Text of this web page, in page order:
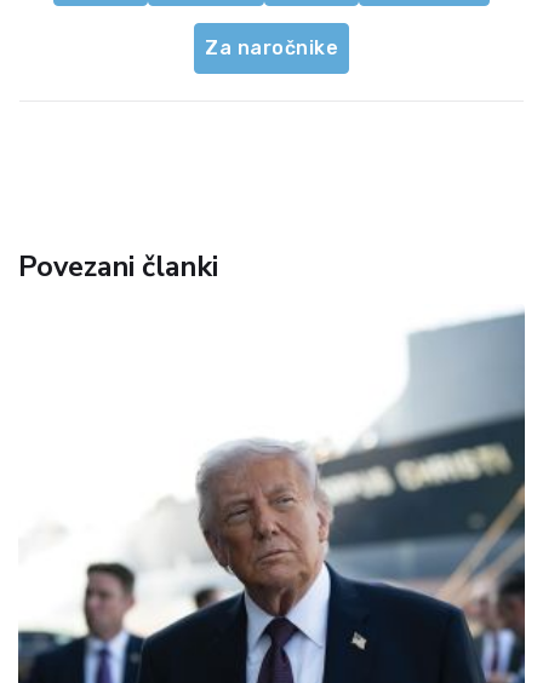
Za naročnike
Povezani članki